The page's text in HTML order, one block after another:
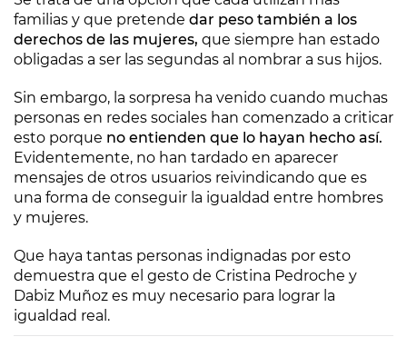
familias y que pretende dar peso también a los
derechos de las mujeres, que siempre han estado
obligadas a ser las segundas al nombrar a sus hijos.
Sin embargo, la sorpresa ha venido cuando muchas
personas en redes sociales han comenzado a criticar
esto porque no entienden que lo hayan hecho así.
Evidentemente, no han tardado en aparecer
mensajes de otros usuarios reivindicando que es
una forma de conseguir la igualdad entre hombres
y mujeres.
Que haya tantas personas indignadas por esto
demuestra que el gesto de Cristina Pedroche y
Dabiz Muñoz es muy necesario para lograr la
igualdad real.